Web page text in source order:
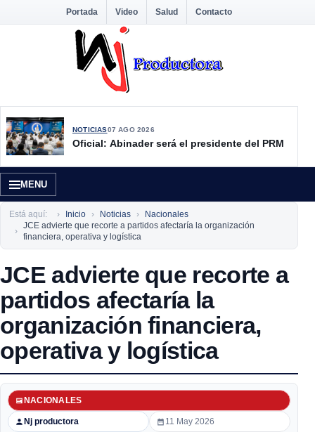
Portada Video Salud Contacto
NOTICIAS07 AGO 2026
Oficial: Abinader será el presidente del PRM
MENU
Está aquí: Inicio Noticias
Nacionales
JCE advierte que recorte a partidos afectaría la organización
financiera, operativa y logística
JCE advierte que recorte a
partidos afectaría la
organización financiera,
operativa y logística
Nj productora
NACIONALES
11 May 2026